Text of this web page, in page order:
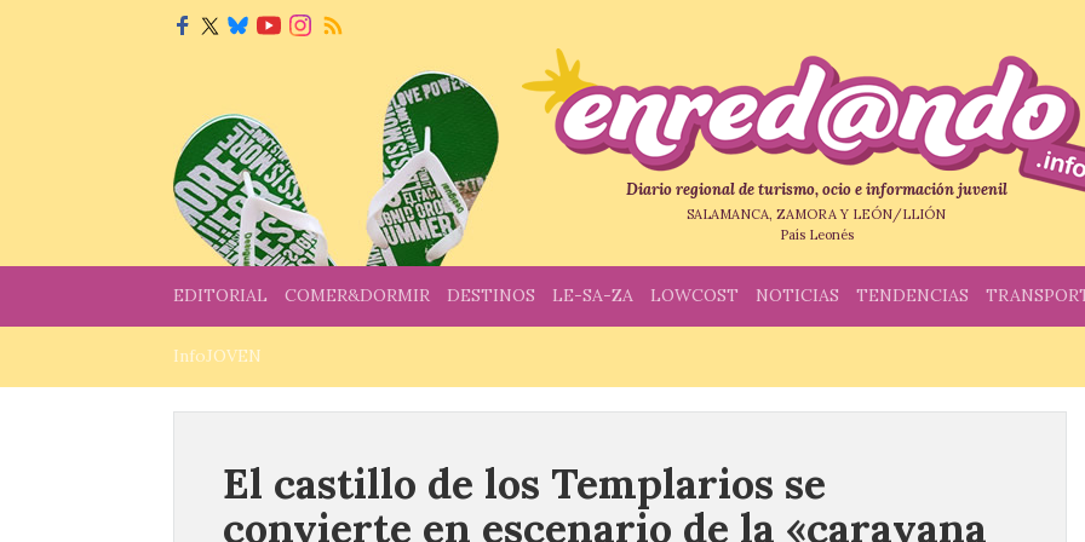
Diario regional de turismo, ocio e información juvenil
SALAMANCA, ZAMORA Y LEÓN/LLIÓN
País Leonés
EDITORIAL COMER&DORMIR DESTINOS LE-SA-ZA LOWCOST NOTICIAS TENDENCIAS
InfoJOVEN
El castillo de los Templarios se
convierte en escenario de la «caravana